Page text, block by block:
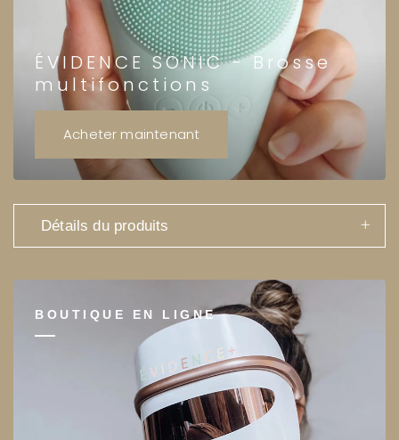
ÉVIDENCE SONIC - Brosse
multifonctions
Acheter maintenant
Détails du produits
BOUTIQUE EN LIGNE